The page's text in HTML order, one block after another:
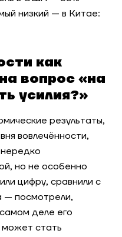
низкий — в Китае:
как
вопрос «на
усилия?»
результаты,
вовлечённости,
но не особенно
цифру, сравнили с
— посмотрели,
деле его
стать